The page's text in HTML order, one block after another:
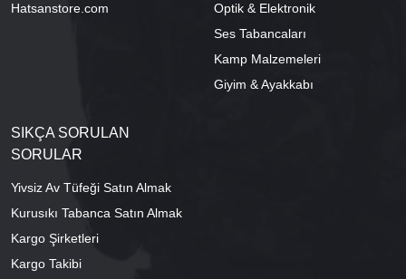
Hatsanstore.com
Optik & Elektronik
Ses Tabancaları
Kamp Malzemeleri
Giyim & Ayakkabı
SIKÇA SORULAN
SORULAR
Yivsiz Av Tüfeği Satın Almak
Kurusıkı Tabanca Satın Almak
Kargo Şirketleri
Kargo Takibi